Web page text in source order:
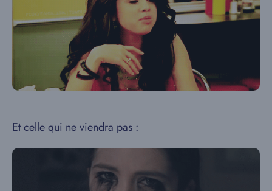
Et celle qui ne viendra pas :